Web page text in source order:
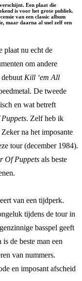
Een plaat die
is voor het grote publiek.
van een classic album
maar daarna al snel zelf een
plaat nu echt de
om andere
Kill ‘em All
De tweede
en wat betreft
. Zelf heb ik
na het imposante
tour (december 1984).
Of Puppets als beste
van een tijdperk.
tijdens de tour in
basspel geeft
de beste man een
van nummers.
en imposant afscheid